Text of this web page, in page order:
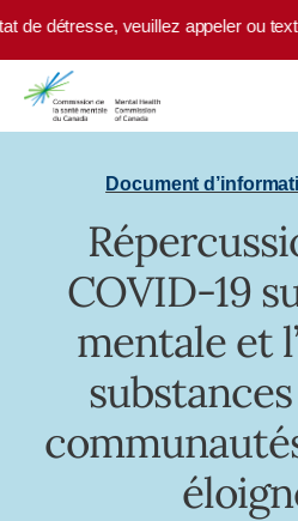
Skip to main content
détresse, veuillez appeler ou
Document
COVID-19
mentale et